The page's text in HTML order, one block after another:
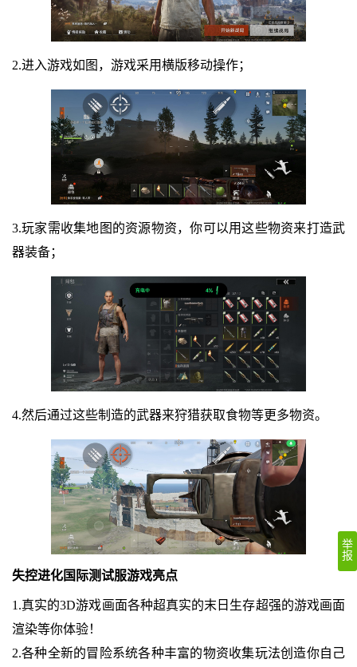
2.进入游戏如图，游戏采用横版移动操作；
3.玩家需收集地图的资源物资，你可以用这些物资来打造武
器装备；
4.然后通过这些制造的武器来狩猎获取食物等更多物资。
失控进化国际测试服游戏亮点
1.真实的3D游戏画面各种超真实的末日生存超强的游戏画面
渲染等你体验！
2.各种全新的冒险系统各种丰富的物资收集玩法创造你自己
举
报